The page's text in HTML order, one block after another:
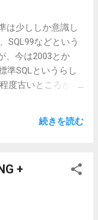
ているはずです。
用アドレスなので
192.0.2....
は少ししか意識し
SQL99などという
、今は2003とか
準SQLというらし
度古いところから
るとSQLは
ではコアとその
Database
ないがJDBCにオブ
続きを読む
+